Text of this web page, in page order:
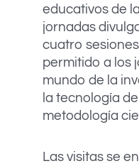
educativos de
jornadas
cuatro
permitido a los
mundo de la
la tecnología
metodología
Las visitas se